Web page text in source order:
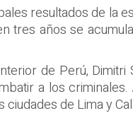
resultados de la
tres años se
de Perú,
a los
ciudades de Lima y